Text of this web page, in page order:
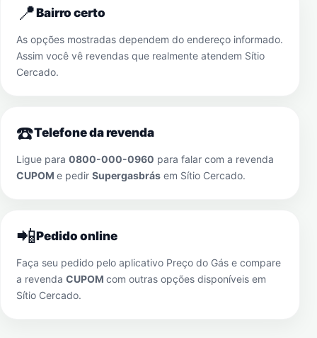
📍Bairro certo
As opções mostradas dependem do endereço informado.
Assim você vê revendas que realmente atendem Sítio
Cercado.
☎️Telefone da revenda
Ligue para 0800-000-0960 para falar com a revenda
CUPOM e pedir Supergasbrás em Sítio Cercado.
📲Pedido online
Faça seu pedido pelo aplicativo Preço do Gás e compare
a revenda CUPOM com outras opções disponíveis em
Sítio Cercado.